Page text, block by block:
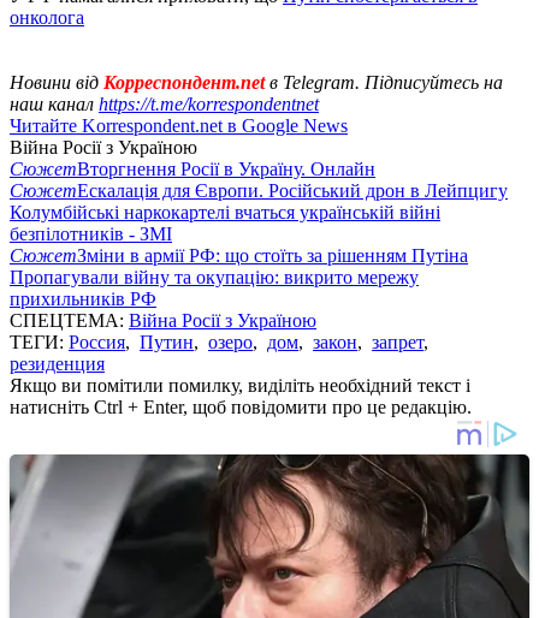
онколога
Новини від Корреспондент.netв Telegram. Підписуйтесь на
наш канал https://t.me/korrespondentnet
Читайте Korrespondent.net в Google News
Війна Росії з Україною
СюжетВторгнення Росії в Україну. Онлайн
СюжетЕскалація для Європи. Російський дрон в Лейпцигу
Колумбійські наркокартелі вчаться українській війні
безпілотників - ЗМІ
СюжетЗміни в армії РФ: що стоїть за рішенням Путіна
Пропагували війну та окупацію: викрито мережу
прихильників РФ
СПЕЦТЕМА: Війна Росії з Україною
ТЕГИ: Россия, Путин, озеро, дом, закон, запрет,
резиденция
Якщо ви помітили помилку, виділіть необхідний текст і
натисніть Ctrl + Enter, щоб повідомити про це редакцію.